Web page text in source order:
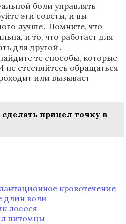
боли управлять
эти советы, и вы
лучше․ Помните, что
и то, что работает для
для другой․
те способы, которые
не стесняйтесь обращаться
или вызывает
сделать прицел точку в
кровотечение
длин волн
лосося
питомцы